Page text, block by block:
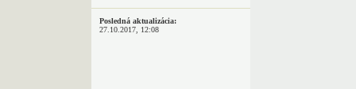
Posledná aktualizácia:
27.10.2017, 12:08